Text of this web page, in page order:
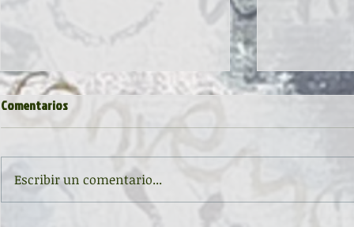
Comentarios
Escribir un comentario...